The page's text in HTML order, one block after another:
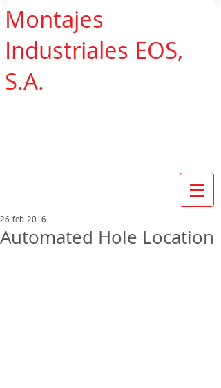
Montajes
Industriales EOS,
S.A.
Automated Hole Location
26 feb 2016